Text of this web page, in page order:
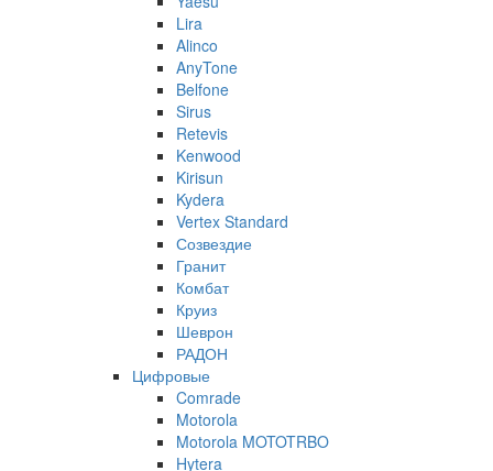
Lira
Alinco
AnyTone
Belfone
Sirus
Retevis
Kenwood
Kirisun
Kydera
Vertex Standard
Созвездие
Гранит
Комбат
Круиз
Шеврон
РАДОН
Цифровые
Comrade
Motorola
Motorola MOTOTRBO
Hytera